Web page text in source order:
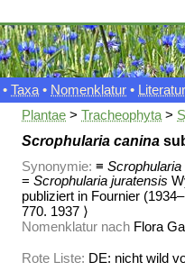
• Taxa • Nomenklatur • Literatur
Plantae > Tracheophyta >
Scrophularia canina
Synonymie: ≡ Scrophularia
= Scrophularia juratensis
publiziert in Fournier
770. 1937 ⟩
Nomenklatur nach Flora
Rote Liste: DE: nicht wild